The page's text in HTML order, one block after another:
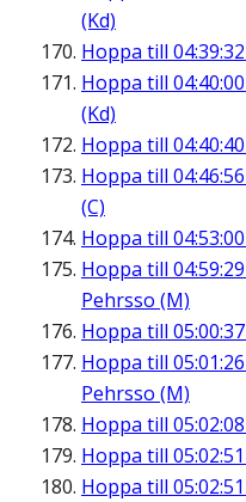
(Kd)
Hoppa till 04:39:32
Hoppa till 04:40:00
(Kd)
Hoppa till 04:40:40
Hoppa till 04:46:56
(C)
Hoppa till 04:53:00
Hoppa till 04:59:29
Pehrsso (M)
Hoppa till 05:00:37
Hoppa till 05:01:26
Pehrsso (M)
Hoppa till 05:02:08
Hoppa till 05:02:51
Hoppa till 05:02:51